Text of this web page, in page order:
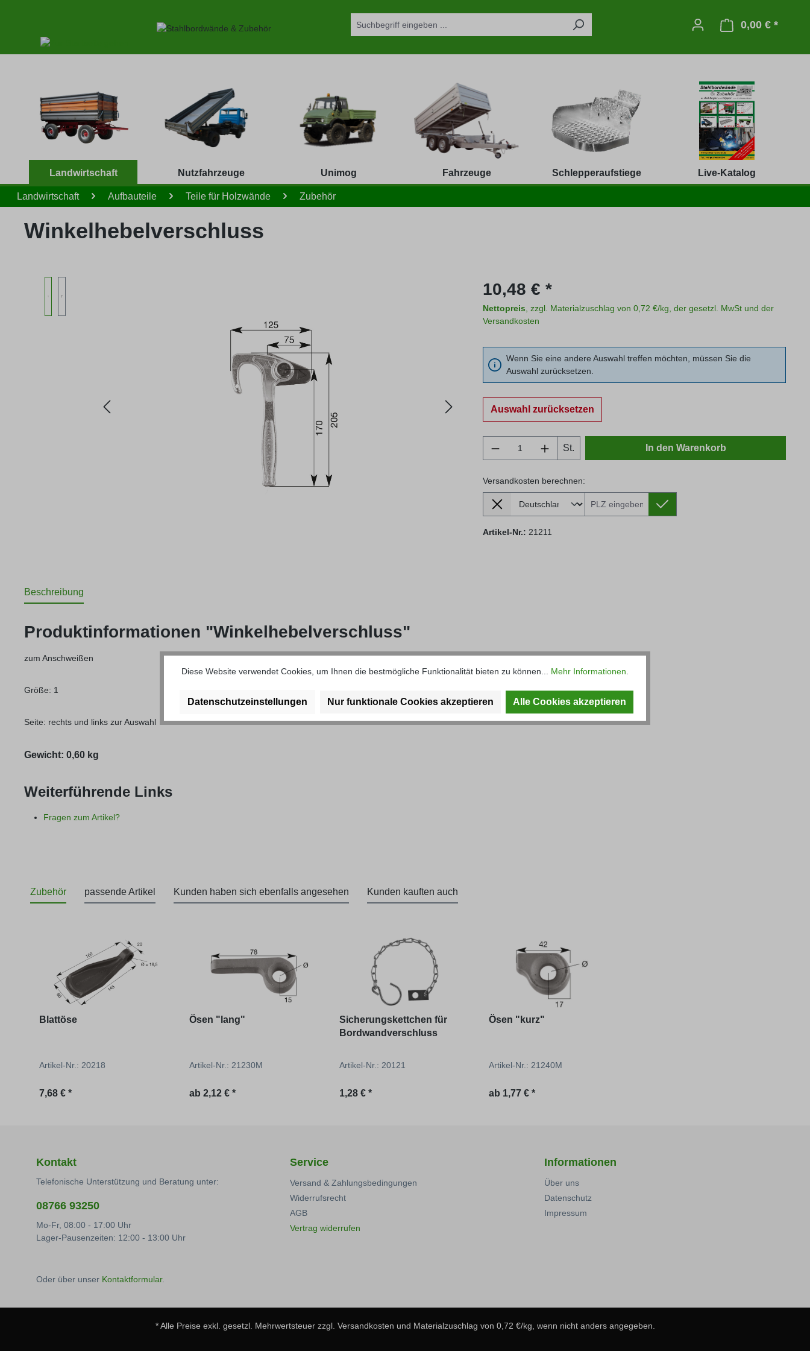
0,00 € *
Landwirtschaft Nutzfahrzeuge Unimog Fahrzeuge Schlepperaufstiege Live-Katalog
Landwirtschaft Aufbauteile Teile für Holzwände Zubehör
Winkelhebelverschluss
Regulärer Preis:
10,48 € *
Nettopreis , zzgl. Materialzuschlag von 0,72 €/kg, der gesetzl. MwSt und der
Versandkosten
Wenn Sie eine andere Auswahl treffen möchten, müssen Sie die
Auswahl zurücksetzen.
Auswahl zurücksetzen
Produkt Anzahl: Gib den gewünschten Wert ein
St. In den Warenkorb
Versandkosten berechnen:
Lieferland
Versandkosten berechnen:
Artikel-Nr.: 21211
Beschreibung
Produktinformationen "Winkelhebelverschluss"
zum Anschweißen
Größe: 1
Seite: rechts und links zur Auswahl
Gewicht: 0,60 kg
Weiterführende Links
Fragen zum Artikel?
Zubehör passende Artikel Kunden haben sich ebenfalls angesehen Kunden kauften auch
Blattöse
Artikel-Nr.: 20218
Regulärer Preis:
7,68 € *
Ösen "lang"
Artikel-Nr.: 21230M
ab 2,12 € *
Sicherungskettchen für
Bordwandverschluss
Artikel-Nr.: 20121
Regulärer Preis:
1,28 € *
Ösen "kurz"
Artikel-Nr.: 21240M
ab 1,77 € *
Kontakt
Telefonische Unterstützung und Beratung unter:
08766 93250
Mo-Fr, 08:00 - 17:00 Uhr
Lager-Pausenzeiten: 12:00 - 13:00 Uhr
Oder über unser Kontaktformular.
Service
Versand & Zahlungsbedingungen
Widerrufsrecht
AGB
Vertrag widerrufen
Informationen
Über uns
Datenschutz
Impressum
* Alle Preise exkl. gesetzl. Mehrwertsteuer zzgl. Versandkosten und Materialzuschlag von 0,72 €/kg, wenn nicht anders angegeben.
Diese Website verwendet Cookies, um Ihnen die bestmögliche Funktionalität bieten zu können... Mehr Informationen.
Datenschutzeinstellungen Nur funktionale Cookies akzeptieren Alle Cookies akzeptieren